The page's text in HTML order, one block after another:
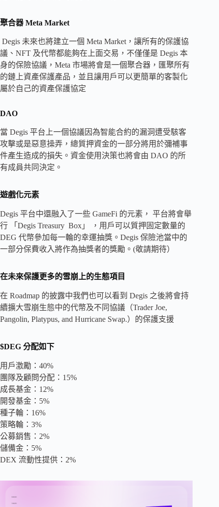
聚合器 Meta Market
Degis 未來也將建立一個 Meta Market，讓所有的保護協
議、NFT 及代幣都能夠在上面交易，不僅僅是 Degis 本
身的保險協議，Meta 市場將會是一個聚合器，匯聚所有
的鏈上資產保護產品，並且讓用戶可以更簡單的客製化
屬於自己的資產保護協定
DAO
當 Degis 平台上一個協議因為智能合約的漏洞遭受駭客
攻擊或是惡意操弄，總質押資金的一部分將用於彌補事
件產生造成的損失。資金使用決策也將會由 DAO 的所
有成員共同決定。
遊戲化元素
Degis 平台中還融入了一些 GameFi 的元素， 平台將會舉
行 「Degis Treasury Box」 ，用戶可以質押固定數量的
DEG 代幣參加每一輪的幸運抽獎。Degis 保險池當中的
一部分保費收入將作為抽獎者的獎勵。(敬請期待）
在未來保護更多的雪崩上的生態項目
在 Roadmap 的披露中我們也可以看到 Degis 之後將會持
續擴大雪崩生態中的代幣及不同協議（Trader Joe,
Pangolin, Platypus, and Hurricane Swap.）的保護支援
$DEG 分配如下
用戶激勵：40%
團隊及顧問分配：15%
成長基金：12%
開發基金：5%
種子輪：16%
策略輪：3%
公募銷售：2%
儲備金：5%
DEX 流動性提供：2%